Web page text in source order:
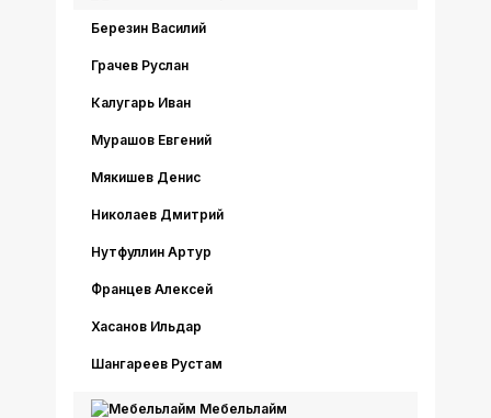
Березин Василий
Грачев Руслан
Калугарь Иван
Мурашов Евгений
Мякишев Денис
Николаев Дмитрий
Нутфуллин Артур
Францев Алексей
Хасанов Ильдар
Шангареев Рустам
Мебельлайм